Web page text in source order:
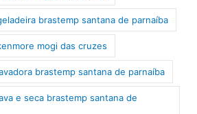
brastemp santana de parnaíba
mogi das cruzes
brastemp santana de parnaíba
e seca brastemp santana de